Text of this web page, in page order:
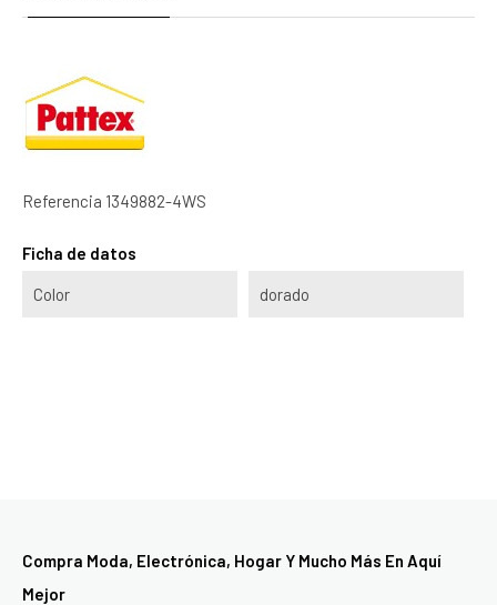
Referencia 1349882-4WS
Ficha de datos
Color dorado
Compra Moda, Electrónica, Hogar Y Mucho Más En Aquí
Mejor